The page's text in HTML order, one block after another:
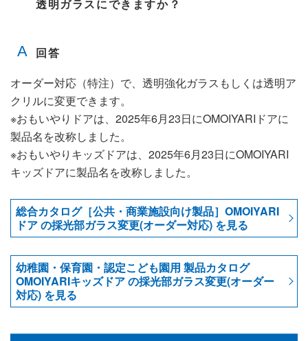
透明ガラスにできますか？
オーダー対応（特注）で、透明強化ガラスもしくは透明ア
クリルに変更できます。
※おもいやりドアは、2025年6月23日にOMOIYARIドアに
製品名を改称しました。
※おもいやりキッズドアは、2025年6月23日にOMOIYARI
キッズドアに製品名を改称しました。
総合カタログ［公共・商業施設向け製品］OMOIYARI
ドア の採光部ガラス変更(オーダー対応) を見る
幼稚園・保育園・認定こども園用 製品カタログ
OMOIYARIキッズドア の採光部ガラス変更(オーダー
対応) を見る